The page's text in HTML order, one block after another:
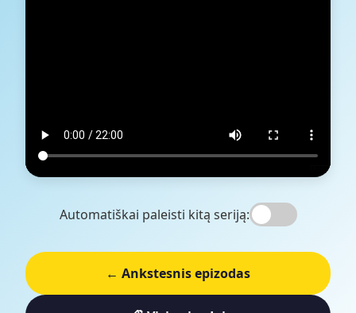
Automatiškai paleisti kitą seriją:
← Ankstesnis epizodas